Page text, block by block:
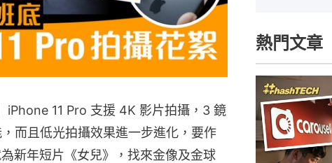
iPhone 11 Pro 支援 4K 影片拍攝，3 鏡
而且低光拍攝效果進一步進化，要作
新年短片《女兒》，找來金像及金球
熱門文章